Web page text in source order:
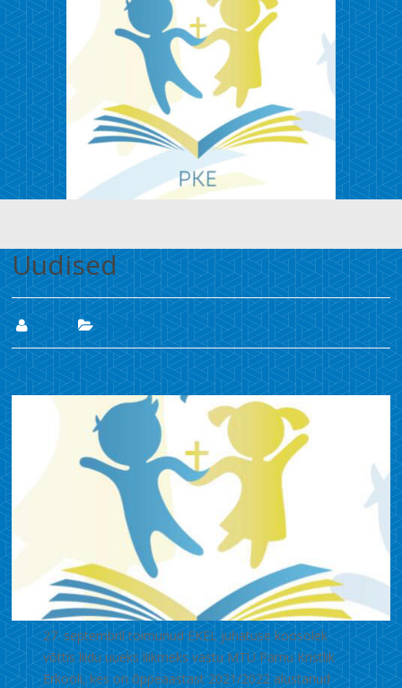
Uudised
Lii Uudised
27. sept. 2021
27. septembril toimunud EKEL juhatuse koosolek
võttis liidu uueks liikmeks vastu MTÜ Pärnu Kristlik
Erkooli, kes on õppeaastast 2021/2022 alustanud